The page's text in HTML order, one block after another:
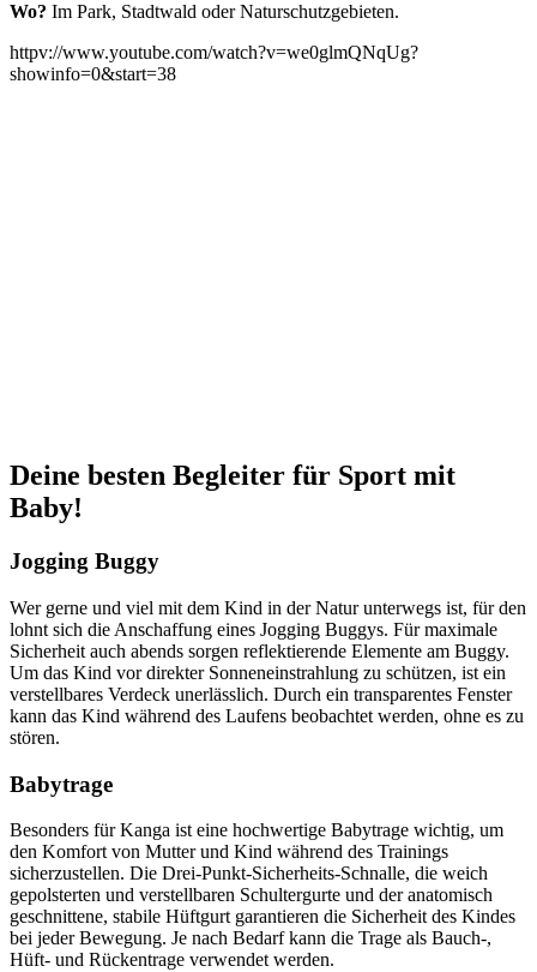
Wo? Im Park, Stadtwald oder Naturschutzgebieten.
httpv://www.youtube.com/watch?v=we0glmQNqUg?
showinfo=0&start=38
Deine besten Begleiter für Sport mit
Baby!
Jogging Buggy
Wer gerne und viel mit dem Kind in der Natur unterwegs ist, für den
lohnt sich die Anschaffung eines Jogging Buggys. Für maximale
Sicherheit auch abends sorgen reflektierende Elemente am Buggy.
Um das Kind vor direkter Sonneneinstrahlung zu schützen, ist ein
verstellbares Verdeck unerlässlich. Durch ein transparentes Fenster
kann das Kind während des Laufens beobachtet werden, ohne es zu
stören.
Babytrage
Besonders für Kanga ist eine hochwertige Babytrage wichtig, um
den Komfort von Mutter und Kind während des Trainings
sicherzustellen. Die Drei-Punkt-Sicherheits-Schnalle, die weich
gepolsterten und verstellbaren Schultergurte und der anatomisch
geschnittene, stabile Hüftgurt garantieren die Sicherheit des Kindes
bei jeder Bewegung. Je nach Bedarf kann die Trage als Bauch-,
Hüft- und Rückentrage verwendet werden.